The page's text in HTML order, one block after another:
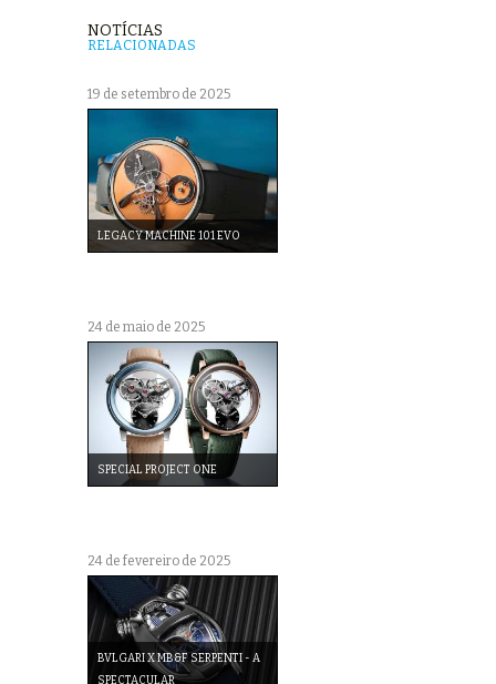
NOTÍCIAS
RELACIONADAS
19 de setembro de 2025
LEGACY MACHINE 101 EVO
24 de maio de 2025
SPECIAL PROJECT ONE
24 de fevereiro de 2025
BVLGARI X MB&F SERPENTI - A
SPECTACULAR